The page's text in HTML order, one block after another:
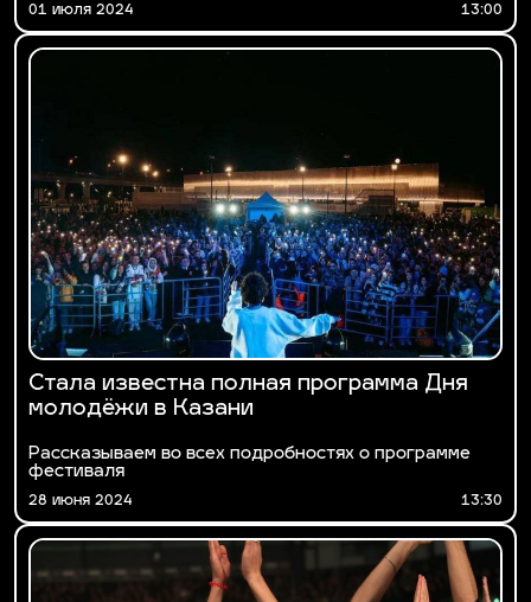
01 июля 2024 13:00
Стала известна полная программа Дня
молодёжи в Казани
Рассказываем во всех подробностях о программе
фестиваля
28 июня 2024 13:30